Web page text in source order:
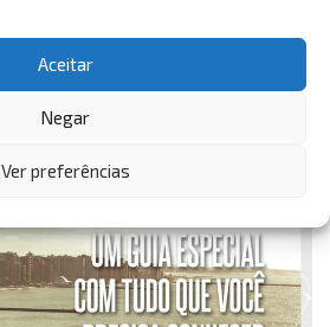
Aceitar
Negar
Ver preferências